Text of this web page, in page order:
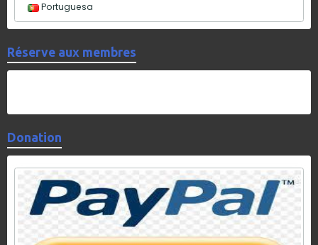
Portuguesa
Réserve aux membres
Donation